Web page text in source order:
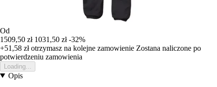
Od
1509,50 zł 1031,50 zł -32%
+51,58 złotrzymasz na kolejne zamowienie Zostana naliczone po
potwierdzeniu zamowienia
Loading...
Opis